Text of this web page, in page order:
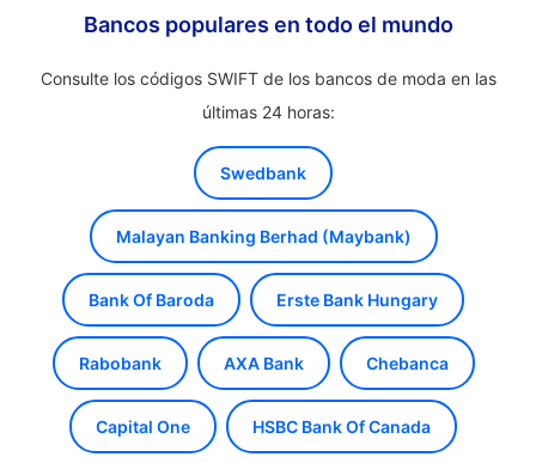
Bancos populares en todo el mundo
Consulte los códigos SWIFT de los bancos de moda en las
últimas 24 horas:
Swedbank
Malayan Banking Berhad (Maybank)
Bank Of Baroda Erste Bank Hungary
Rabobank AXA Bank Chebanca
Capital One HSBC Bank Of Canada